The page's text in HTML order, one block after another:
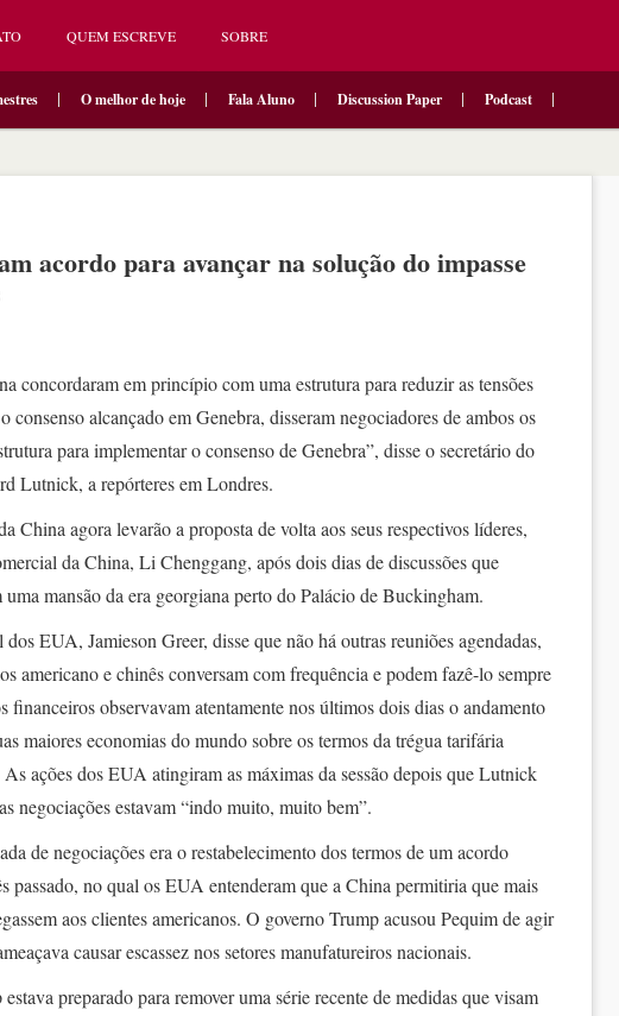
QUEM ESCREVE SOBRE
O melhor de hoje Fala Aluno Discussion Paper Podcast
acordo para avançar na solução do impasse
concordaram em princípio com uma estrutura para reduzir as tensões
consenso alcançado em Genebra, disseram negociadores de ambos os
para implementar o consenso de Genebra”, disse o secretário do
Lutnick, a repórteres em Londres.
China agora levarão a proposta de volta aos seus respectivos líderes,
da China, Li Chenggang, após dois dias de discussões que
uma mansão da era georgiana perto do Palácio de Buckingham.
EUA, Jamieson Greer, disse que não há outras reuniões agendadas,
americano e chinês conversam com frequência e podem fazê-lo sempre
financeiros observavam atentamente nos últimos dois dias o andamento
maiores economias do mundo sobre os termos da trégua tarifária
As ações dos EUA atingiram as máximas da sessão depois que Lutnick
negociações estavam “indo muito, muito bem”.
de negociações era o restabelecimento dos termos de um acordo
passado, no qual os EUA entenderam que a China permitiria que mais
aos clientes americanos. O governo Trump acusou Pequim de agir
causar escassez nos setores manufatureiros nacionais.
preparado para remover uma série recente de medidas que visam